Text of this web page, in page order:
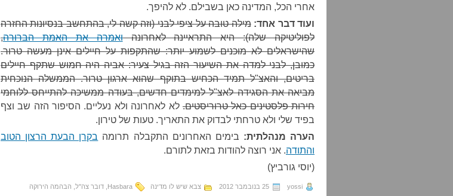
אחרי הכל, המדינה כאן בשבילם. לא להיפך.
ועוד דבר אחד:מילה טובה על ציפי לבני (וזה קשה לי, בהתחשב בנסיונות החזרה
לפוליטיקה שלה): היא התראיינה לאחרונהואמרה את האמת הברורה,
שהישראלים לא מוכנים לשמוע יותר: שהתקפות על חיילים אינן מעשה טרור.
כמובן, לבני למדה את השיעור הזה בגיל צעיר: אביה היה חמוש שתקף חיילים
בריטים, והאצ"ל תמיד הכחיש בתוקף שהוא ארגון טרור. הממשלה הנוכחית
מביאה את הסגידה לאצ"ל למימדים חדשים, בעודה ממשיכה להתייחס ללוחמי
חירות פלסטינים כאל טרוריסטים. לא לאחרונה ולא נעליים. הסיפור הזה שב וצף
בפיד שלי ולא טרחתי לבדוק את התאריך. טעות של טירון.
הערה מנהלתית: בימים האחרונים התקבלה תרומה בקרן הבעת הרצון הטוב
והתודה. אני רוצה להודות בזאת לתורם.
(יוסי גורביץ)
yossi 25 בנובמבר 2012 צבא שיש לו מדינה Hasbara דובר צה"ל הבהמה הירוקה